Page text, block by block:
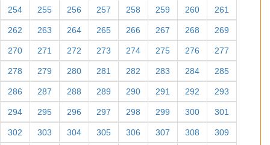
254 255 256 257 258 259 260 261
262 263 264 265 266 267 268 269
270 271 272 273 274 275 276 277
278 279 280 281 282 283 284 285
286 287 288 289 290 291 292 293
294 295 296 297 298 299 300 301
302 303 304 305 306 307 308 309